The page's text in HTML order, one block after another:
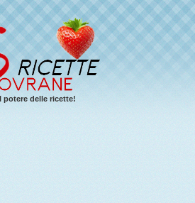
Il potere delle ricette!